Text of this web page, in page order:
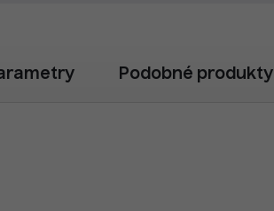
Podobné produkty